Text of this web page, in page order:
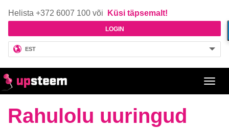
Helista +372 6007 100 või Küsi täpsemalt!
LOGIN
EST
Rahulolu uuringud